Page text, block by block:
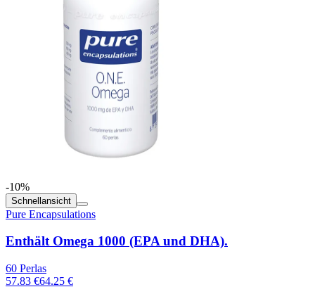
-10%
Schnellansicht
Pure Encapsulations
Enthält Omega 1000 (EPA und DHA).
60 Perlas
57.83 €64.25 €